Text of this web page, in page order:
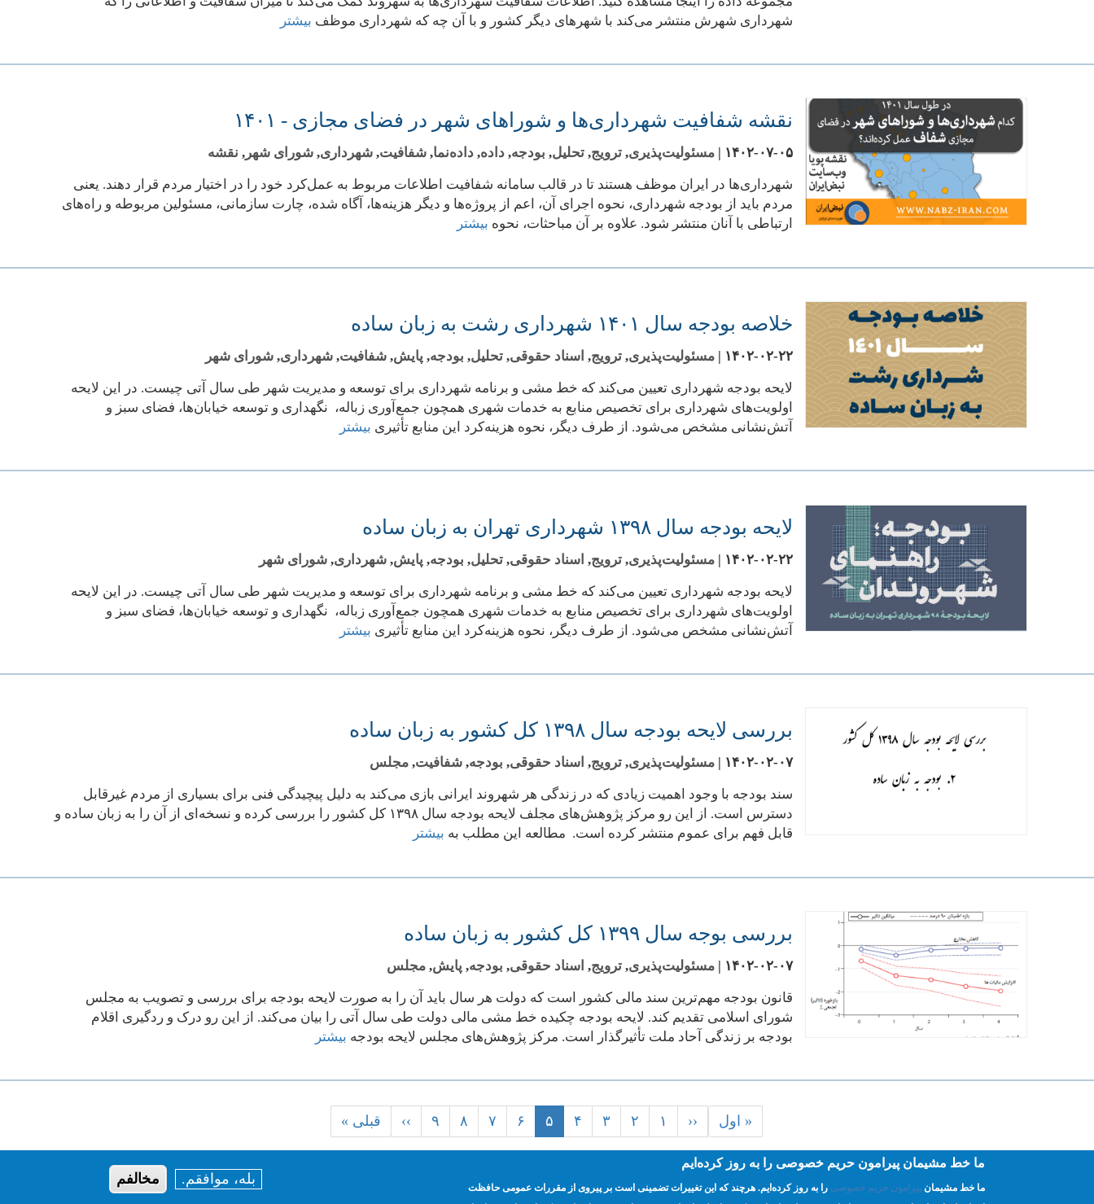
شهرداری شهرش منتشر می‌کند با شهرهای دیگر کشور و با آن چه که شهرداری موظف بیشتر
نقشه شفافیت شهرداری‌ها و شوراهای شهر در فضای مجازی - ۱۴۰۱
۱۴۰۲-۰۷-۰۵ مسئولیت‌پذیری, ترویج, تحلیل, بودجه, داده, داده‌نما, شفافیت, شهرداری, شورای شهر , نقشه
شهرداری‌ها در ایران موظف هستند تا در قالب سامانه شفافیت اطلاعات مربوط به عمل‌کرد خود را در اختیار مردم قرار دهند. یعنی
مردم باید از بودجه شهرداری، نحوه اجرای آن، اعم از پروژه‌ها و دیگر هزینه‌ها، آگاه شده، چارت سازمانی، مسئولین مربوطه و راه‌های
ارتباطی با آنان منتشر شود. علاوه بر آن مباحثات، نحوه بیشتر
خلاصه بودجه سال ۱۴۰۱ شهرداری رشت به زبان ساده
۱۴۰۲-۰۲-۲۲ | مسئولیت‌پذیری, ترویج, اسناد حقوقی, تحلیل, بودجه, پایش, شفافیت, شهرداری, شورای شهر
لایحه بودجه شهرداری تعیین می‌کند که خط مشی و برنامه شهرداری برای توسعه و مدیریت شهر طی سال آتی چیست. در این لایحه
اولویت‌های شهرداری برای تخصیص منابع به خدمات شهری همچون جمع‌آوری زباله، نگهداری و توسعه خیابان‌ها، فضای سبز و
آتش‌نشانی مشخص می‌شود. از طرف دیگر، نحوه هزینه‌کرد این منابع تأثیری بیشتر
لایحه بودجه سال ۱۳۹۸ شهرداری تهران به زبان ساده
۱۴۰۲-۰۲-۲۲ | مسئولیت‌پذیری, ترویج, اسناد حقوقی, تحلیل, بودجه, پایش, شهرداری, شورای شهر
لایحه بودجه شهرداری تعیین می‌کند که خط مشی و برنامه شهرداری برای توسعه و مدیریت شهر طی سال آتی چیست. در این لایحه
اولویت‌های شهرداری برای تخصیص منابع به خدمات شهری همچون جمع‌آوری زباله، نگهداری و توسعه خیابان‌ها، فضای سبز و
آتش‌نشانی مشخص می‌شود. از طرف دیگر، نحوه هزینه‌کرد این منابع تأثیری بیشتر
بررسی لایحه بودجه سال ۱۳۹۸ کل کشور به زبان ساده
۱۴۰۲-۰۲-۰۷ مسئولیت‌پذیری, ترویج, اسناد حقوقی, بودجه, شفافیت, مجلس
سند بودجه با وجود اهمیت زیادی که در زندگی هر شهروند ایرانی بازی می‌کند به دلیل پیچیدگی فنی برای بسیاری از مردم غیرقابل
دسترس است. از این رو مرکز پژوهش‌های مجلف لایحه بودجه سال ۱۳۹۸ کل کشور را بررسی کرده و نسخه‌ای از آن را به زبان ساده و
قابل فهم برای عموم منتشر کرده است. مطالعه این مطلب به بیشتر
بررسی بوجه سال ۱۳۹۹ کل کشور به زبان ساده
۱۴۰۲-۰۲-۰۷ | مسئولیت‌پذیری, ترویج, اسناد حقوقی, بودجه, پایش, مجلس
قانون بودجه مهم‌ترین سند مالی کشور است که دولت هر سال باید آن را به صورت لایحه بودجه برای بررسی و تصویب به مجلس
شورای اسلامی تقدیم کند. لایحه بودجه چکیده خط‌‌ مشی مالی دولت طی سال آتی را بیان می‌کند. از این رو درک و ردگیری اقلام
بودجه بر زندگی آحاد ملت تأثیرگذار است. مرکز پژوهش‌های مجلس لایحه بودجه بیشتر
First
page
« اول
Previous
page
‹‹ صفحه
۱ صفحه
۲ صفحه
۳ صفحه
۴
صفحه
جاری
۵ صفحه
۶ صفحه
۷ صفحه
۸ صفحه
۹
Next
page
››
Last
page
قبلی »
ما خط مشیمان پیرامون حریم خصوصی را به روز کرده‌ایم
ما خط مشیمانپیرامون حریم خصوصی را به روز کرده‌ایم. هرچند که این تغییرات تضمینی است بر پیروی از مقررات عمومی حافظت
بله، موافقم. مخالفم